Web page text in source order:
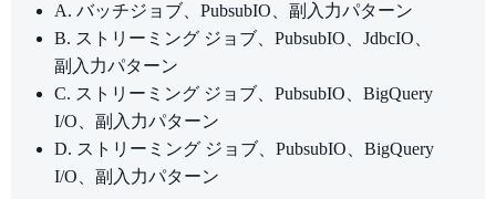
A. バッチジョブ、PubsubIO、副入力パターン
B. ストリーミング ジョブ、PubsubIO、JdbcIO、
副入力パターン
C. ストリーミング ジョブ、PubsubIO、BigQuery
I/O、副入力パターン
D. ストリーミング ジョブ、PubsubIO、BigQuery
I/O、副入力パターン